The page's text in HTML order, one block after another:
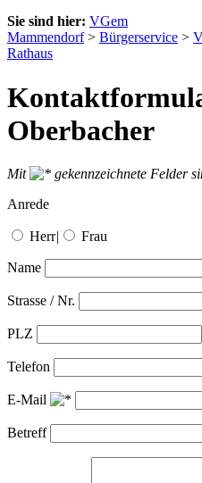
Sie sind hier: VGem
Mammendorf> Bürgerservice >
Rathaus
Oberbacher
Mit
gekennzeichnete Felder
Anrede
Herr| Frau
Name
Strasse / Nr.
PLZ
Telefon
E-Mail
Betreff